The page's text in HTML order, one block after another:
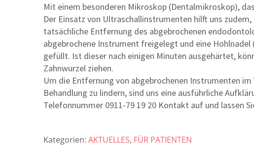
Mit einem besonderen Mikroskop (Dentalmikroskop),
Der Einsatz von Ultraschallinstrumenten hilft uns
tatsächliche Entfernung des abgebrochenen
abgebrochene Instrument freigelegt und eine
gefüllt. Ist dieser nach einigen Minuten ausgehärtet,
Zahnwurzel ziehen.
Um die Entfernung von abgebrochenen Instrumenten
Behandlung zu lindern, sind uns eine ausführliche
Telefonnummer 0911-79 19 20 Kontakt auf und lassen
Kategorien: AKTUELLES, FÜR PATIENTEN